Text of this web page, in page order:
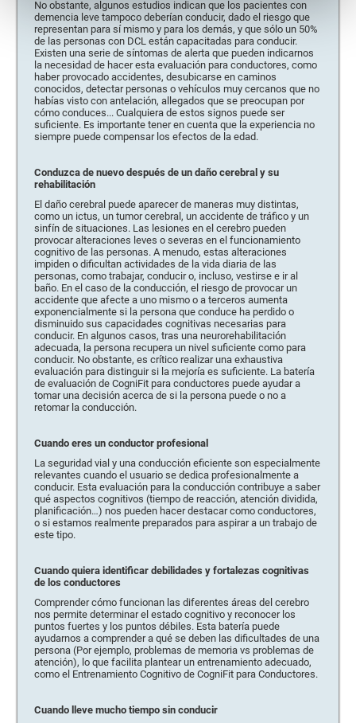
No obstante, algunos estudios indican que los pacientes con
demencia leve tampoco deberían conducir, dado el riesgo que
representan para sí mismo y para los demás, y que sólo un 50%
de las personas con DCL están capacitadas para conducir.
Existen una serie de síntomas de alerta que pueden indicarnos
la necesidad de hacer esta evaluación para conductores, como
haber provocado accidentes, desubicarse en caminos
conocidos, detectar personas o vehículos muy cercanos que no
habías visto con antelación, allegados que se preocupan por
cómo conduces... Cualquiera de estos signos puede ser
suficiente. Es importante tener en cuenta que la experiencia no
siempre puede compensar los efectos de la edad.
Conduzca de nuevo después de un daño cerebral y su
rehabilitación
El daño cerebral puede aparecer de maneras muy distintas,
como un ictus, un tumor cerebral, un accidente de tráfico y un
sinfín de situaciones. Las lesiones en el cerebro pueden
provocar alteraciones leves o severas en el funcionamiento
cognitivo de las personas. A menudo, estas alteraciones
impiden o dificultan actividades de la vida diaria de las
personas, como trabajar, conducir o, incluso, vestirse e ir al
baño. En el caso de la conducción, el riesgo de provocar un
accidente que afecte a uno mismo o a terceros aumenta
exponencialmente si la persona que conduce ha perdido o
disminuido sus capacidades cognitivas necesarias para
conducir. En algunos casos, tras una neurorehabilitación
adecuada, la persona recupera un nivel suficiente como para
conducir. No obstante, es crítico realizar una exhaustiva
evaluación para distinguir si la mejoría es suficiente. La batería
de evaluación de CogniFit para conductores puede ayudar a
tomar una decisión acerca de si la persona puede o no a
retomar la conducción.
Cuando eres un conductor profesional
La seguridad vial y una conducción eficiente son especialmente
relevantes cuando el usuario se dedica profesionalmente a
conducir. Esta evaluación para la conducción contribuye a saber
qué aspectos cognitivos (tiempo de reacción, atención dividida,
planificación…) nos pueden hacer destacar como conductores,
o si estamos realmente preparados para aspirar a un trabajo de
este tipo.
Cuando quiera identificar debilidades y fortalezas cognitivas
de los conductores
Comprender cómo funcionan las diferentes áreas del cerebro
nos permite determinar el estado cognitivo y reconocer los
puntos fuertes y los puntos débiles. Esta batería puede
ayudarnos a comprender a qué se deben las dificultades de una
persona (Por ejemplo, problemas de memoria vs problemas de
atención), lo que facilita plantear un entrenamiento adecuado,
como el Entrenamiento Cognitivo de CogniFit para Conductores.
Cuando lleve mucho tiempo sin conducir